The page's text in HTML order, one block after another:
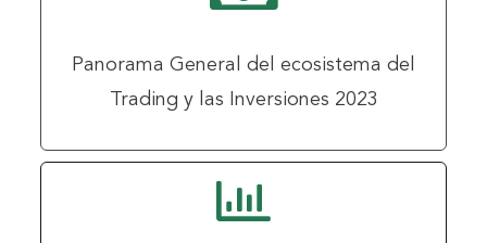
Panorama General del ecosistema del
Trading y las Inversiones 2023